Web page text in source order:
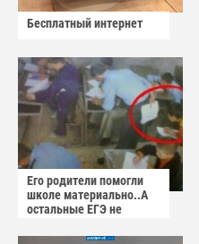
Бесплатный интернет
Его родители помогли
школе материально..А
остальные ЕГЭ не